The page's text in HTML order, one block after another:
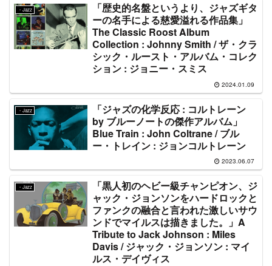
・Jazz
「歴史的名盤というより、ジャズギタ
ーの名手による慈愛溢れる作品集」
The Classic Roost Album
Collection : Johnny Smith / ザ・クラ
シック・ルースト・アルバム・コレク
ション : ジョニー・スミス
2024.01.09
・Jazz
「ジャズの化学反応 : コルトレーン
by ブルーノートの傑作アルバム」
Blue Train : John Coltrane / ブル
ー・トレイン : ジョンコルトレーン
2023.06.07
・Jazz
「黒人初のヘビー級チャンピオン、ジ
ャック・ジョンソンをハードロックと
ファンクの融合と言われた激しいサウ
ンドでマイルスは描きました。」A
Tribute to Jack Johnson : Miles
Davis / ジャック・ジョンソン : マイ
ルス・デイヴィス